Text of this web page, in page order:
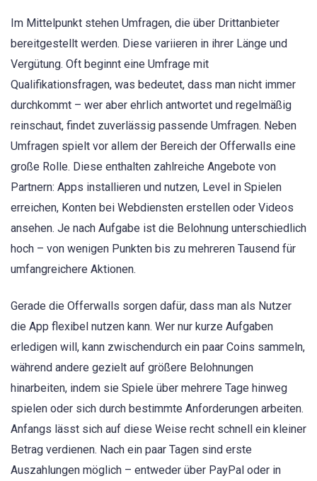
Im Mittelpunkt stehen Umfragen, die über Drittanbieter
bereitgestellt werden. Diese variieren in ihrer Länge und
Vergütung. Oft beginnt eine Umfrage mit
Qualifikationsfragen, was bedeutet, dass man nicht immer
durchkommt – wer aber ehrlich antwortet und regelmäßig
reinschaut, findet zuverlässig passende Umfragen. Neben
Umfragen spielt vor allem der Bereich der Offerwalls eine
große Rolle. Diese enthalten zahlreiche Angebote von
Partnern: Apps installieren und nutzen, Level in Spielen
erreichen, Konten bei Webdiensten erstellen oder Videos
ansehen. Je nach Aufgabe ist die Belohnung unterschiedlich
hoch – von wenigen Punkten bis zu mehreren Tausend für
umfangreichere Aktionen.
Gerade die Offerwalls sorgen dafür, dass man als Nutzer
die App flexibel nutzen kann. Wer nur kurze Aufgaben
erledigen will, kann zwischendurch ein paar Coins sammeln,
während andere gezielt auf größere Belohnungen
hinarbeiten, indem sie Spiele über mehrere Tage hinweg
spielen oder sich durch bestimmte Anforderungen arbeiten.
Anfangs lässt sich auf diese Weise recht schnell ein kleiner
Betrag verdienen. Nach ein paar Tagen sind erste
Auszahlungen möglich – entweder über PayPal oder in